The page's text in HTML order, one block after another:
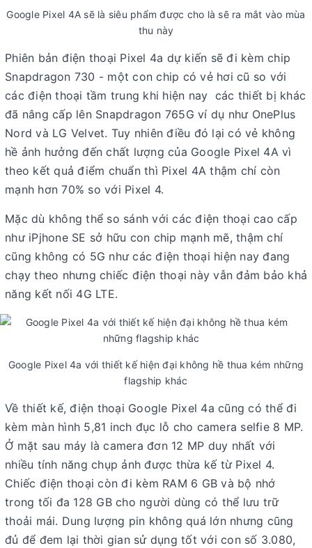
Google Pixel 4A sẽ là siêu phẩm được cho là sẽ ra mắt vào mùa
thu này
Phiên bản điện thoại Pixel 4a dự kiến sẽ đi kèm chip
Snapdragon 730 - một con chip có vẻ hơi cũ so với
các điện thoại tầm trung khi hiện nay các thiết bị khác
đã nâng cấp lên Snapdragon 765G ví dụ như OnePlus
Nord và LG Velvet. Tuy nhiên điều đó lại có vẻ không
hề ảnh hưởng đến chất lượng của Google Pixel 4A vì
theo kết quả điểm chuẩn thì Pixel 4A thậm chí còn
mạnh hơn 70% so với Pixel 4.
Mặc dù không thể so sánh với các điện thoại cao cấp
như iPjhone SE sở hữu con chip mạnh mẽ, thậm chí
cũng không có 5G như các điện thoại hiện nay đang
chạy theo nhưng chiếc điện thoại này vẫn đảm bảo khả
năng kết nối 4G LTE.
Google Pixel 4a với thiết kế hiện đại không hề thua kém những
flagship khác
Về thiết kế, điện thoại Google Pixel 4a cũng có thể đi
kèm màn hình 5,81 inch đục lỗ cho camera selfie 8 MP.
Ở mặt sau máy là camera đơn 12 MP duy nhất với
nhiều tính năng chụp ảnh được thừa kế từ Pixel 4.
Chiếc điện thoại còn đi kèm RAM 6 GB và bộ nhớ
trong tối đa 128 GB cho người dùng có thể lưu trữ
thoải mái. Dung lượng pin không quá lớn nhưng cũng
đủ để đem lại thời gian sử dụng tốt với con số 3.080,